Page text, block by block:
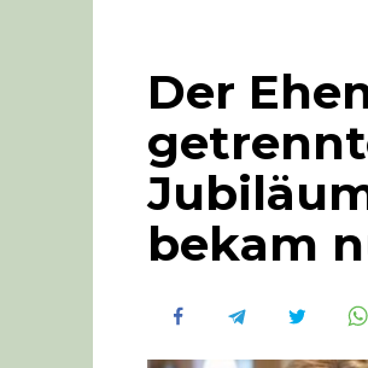
Der
bekam